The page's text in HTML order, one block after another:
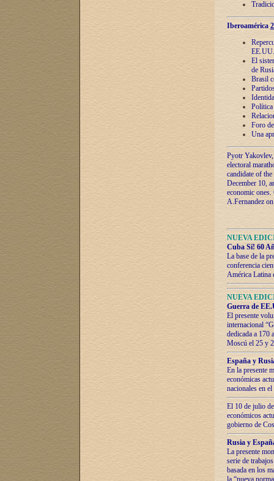
Iberoamérica
EE.UU.
El
de
Brasil
Política
Foro
Una
Pyotr
electoral
candidate of
December 10,
economic
A.Fernandez
NUEVA
Cuba Sí! 60
La base de la
conferencia
América Latina
NUEVA
Guerra de
El presente
internacional
dedicada a 170
Moscú el 25 y
España y
En la presente
económicas
nacionales en
El 10 de julio
económicos
gobierno de
Rusia y
La presente
serie de
basada en los
la “nueva